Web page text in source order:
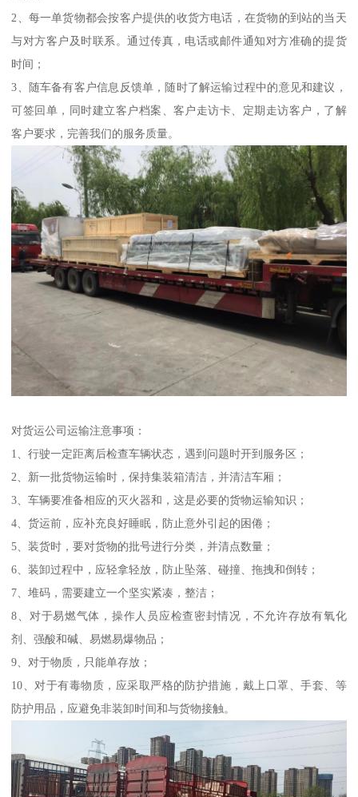
2、每一单货物都会按客户提供的收货方电话，在货物的到站的当天
与对方客户及时联系。通过传真，电话或邮件通知对方准确的提货
时间；
3、随车备有客户信息反馈单，随时了解运输过程中的意见和建议，
可签回单，同时建立客户档案、客户走访卡、定期走访客户，了解
客户要求，完善我们的服务质量。
对货运公司运输注意事项：
1、行驶一定距离后检查车辆状态，遇到问题时开到服务区；
2、新一批货物运输时，保持集装箱清洁，并清洁车厢；
3、车辆要准备相应的灭火器和，这是必要的货物运输知识；
4、货运前，应补充良好睡眠，防止意外引起的困倦；
5、装货时，要对货物的批号进行分类，并清点数量；
6、装卸过程中，应轻拿轻放，防止坠落、碰撞、拖拽和倒转；
7、堆码，需要建立一个坚实紧凑，整洁；
8、对于易燃气体，操作人员应检查密封情况，不允许存放有氧化
剂、强酸和碱、易燃易爆物品；
9、对于物质，只能单存放；
10、对于有毒物质，应采取严格的防护措施，戴上口罩、手套、等
防护用品，应避免非装卸时间和与货物接触。